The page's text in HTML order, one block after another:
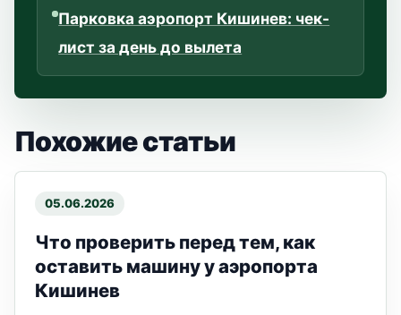
Парковка аэропорт Кишинев: чек-
лист за день до вылета
Похожие статьи
05.06.2026
Что проверить перед тем, как
оставить машину у аэропорта
Кишинев